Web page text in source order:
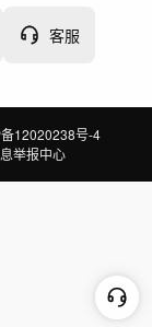
客服
12020238号-4
举报中心